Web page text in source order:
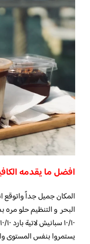
افضل ما يقدمه
المكان جميل جداً
يستمروا بنفس المستوى